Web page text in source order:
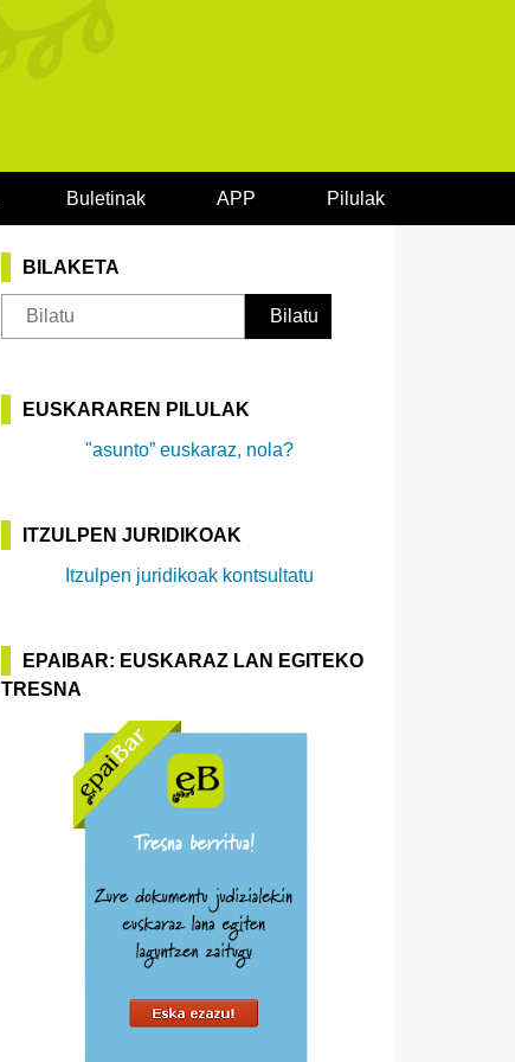
Buletinak APP Pilulak
BILAKETA
EUSKARAREN PILULAK
"asunto” euskaraz, nola?
ITZULPEN JURIDIKOAK
Itzulpen juridikoak kontsultatu
EPAIBAR: EUSKARAZ LAN EGITEKO
TRESNA